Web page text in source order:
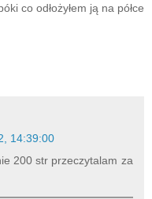
co odłożyłem ją na półce
14:39:00
200 str przeczytalam za